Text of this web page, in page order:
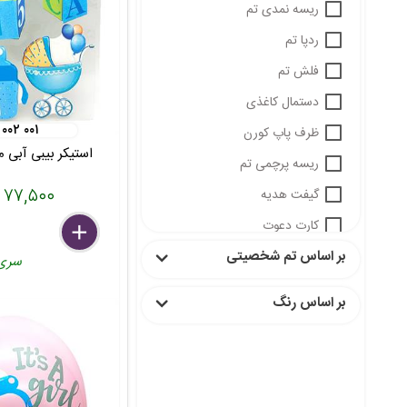
۱۵۰
استیکر بیبی آبی مدل 1
۷۷,۵۰۰ تومان
delete
remove
add
ریسه نمدی تم
ردپا تم
فلش تم
دستمال کاغذی
ظرف پاپ کورن
ریسه پرچمی تم
گیفت هدیه
کارت دعوت
تاج
بر اساس تم شخصیتی
بر اساس رنگ